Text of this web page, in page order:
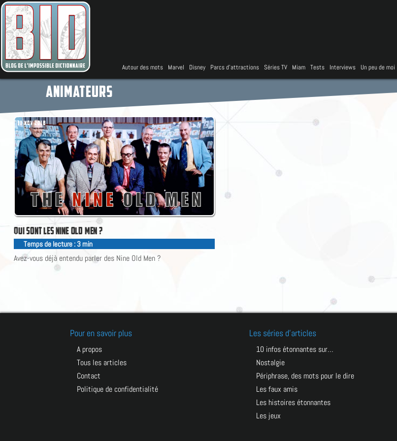
Autour des mots Marvel Disney Parcs d’attractions Séries TV Miam Tests Interviews Un peu de moi
ANIMATEURS
QUISONTLESNINEOLD MEN?
11 NOV 2018
Temps de lecture : 3 min
Avez-vous déjà entendu parler des Nine Old Men ?
Pour en savoir plus
A propos
Tous les articles
Contact
Politique de confidentialité
Les séries d’articles
10 infos étonnantes sur…
Nostalgie
Périphrase, des mots pour le dire
Les faux amis
Les histoires étonnantes
Les jeux